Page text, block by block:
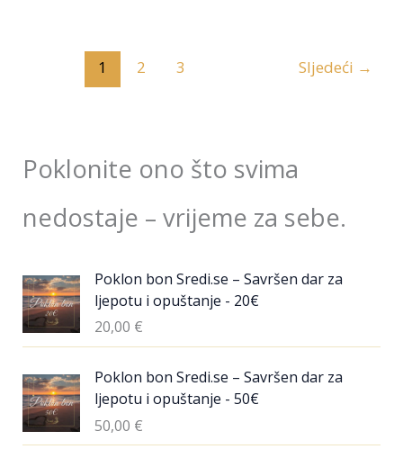
1 2 3 Sljedeći →
Poklonite ono što svima
nedostaje – vrijeme za sebe.
Poklon bon Sredi.se – Savršen dar za
ljepotu i opuštanje - 20€
20,00 €
Poklon bon Sredi.se – Savršen dar za
ljepotu i opuštanje - 50€
50,00 €